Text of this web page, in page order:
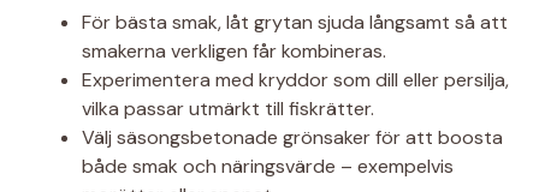
För bästa smak, låt grytan sjuda långsamt så att
smakerna verkligen får kombineras.
Experimentera med kryddor som dill eller persilja,
vilka passar utmärkt till fiskrätter.
Välj säsongsbetonade grönsaker för att boosta
både smak och näringsvärde – exempelvis